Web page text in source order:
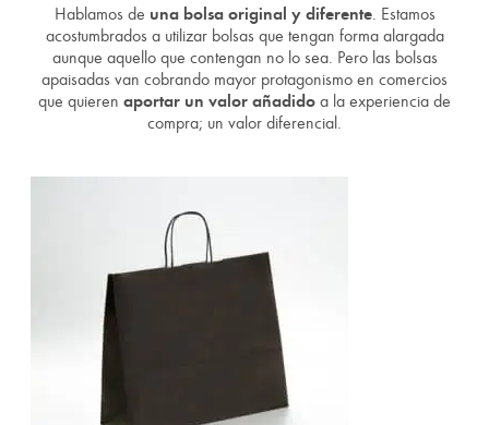
Hablamos de una bolsa original y diferente. Estamos
acostumbrados a utilizar bolsas que tengan forma alargada
aunque aquello que contengan no lo sea. Pero las bolsas
apaisadas van cobrando mayor protagonismo en comercios
que quieren aportar un valor añadidoa la experiencia de
compra; un valor diferencial.